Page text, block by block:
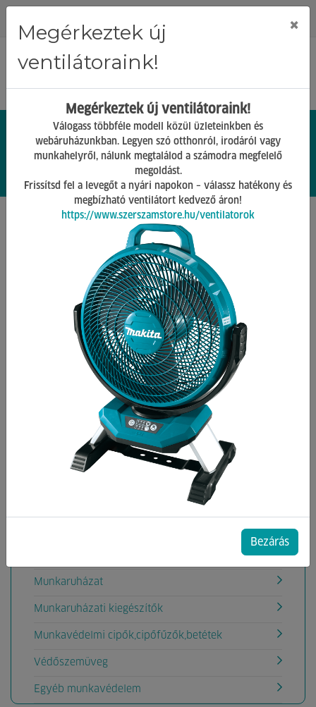
0 0.
Munkavédelem
Vissza
Kategóriák
Arc és fejvédők
Elsősegély dobozok
Figyelmeztető táblák
Hallásvédelem
Munkaruházat
Munkaruházati kiegészítők
Munkavédelmi cipők,cipőfűzők,betétek
Védőszemüveg
Egyéb munkavédelem
Megérkeztek új
ventilátoraink!
×
Megérkeztek új ventilátoraink!
Válogass többféle modell közül üzleteinkben és
webáruházunkban. Legyen szó otthonról, irodáról vagy
munkahelyről, nálunk megtalálod a számodra megfelelő
megoldást.
Frissítsd fel a levegőt a nyári napokon – válassz hatékony és
megbízható ventilátort kedvező áron!
https://www.szerszamstore.hu/ventilatorok
Bezárás